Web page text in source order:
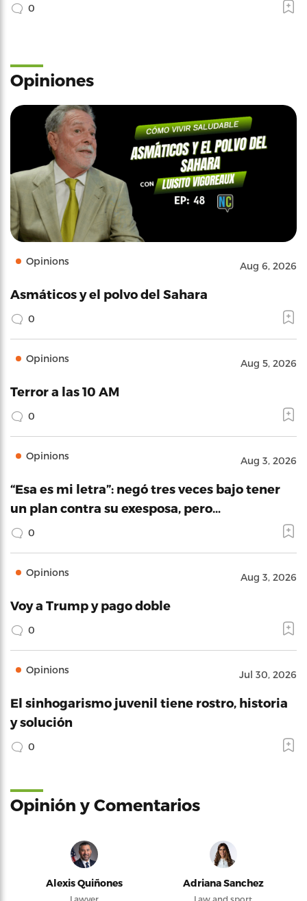
0
Opiniones
Opinions Aug 6, 2026
Asmáticos y el polvo del Sahara
0
Opinions Aug 5, 2026
Terror a las 10 AM
0
Opinions Aug 3, 2026
“Esa es mi letra”: negó tres veces bajo tener
un plan contra su exesposa, pero…
0
Opinions Aug 3, 2026
Voy a Trump y pago doble
0
Opinions Jul 30, 2026
El sinhogarismo juvenil tiene rostro, historia
y solución
0
Opinión y Comentarios
Alexis Quiñones
Lawyer
Adriana Sanchez
Law and sport